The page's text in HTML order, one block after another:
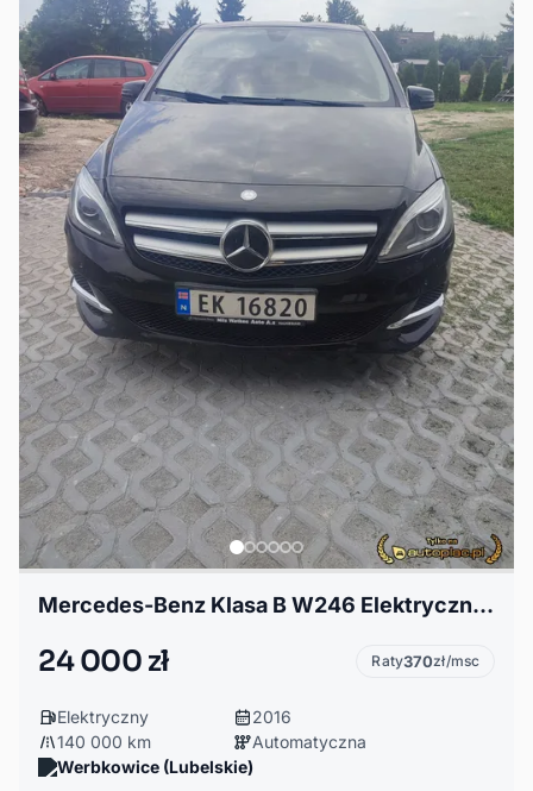
Mercedes-Benz Klasa B W246 Elektryczny Mercedes 250e
24 000 zł Raty370zł/msc
Elektryczny
2016
140 000 km
Automatyczna
Werbkowice (Lubelskie)